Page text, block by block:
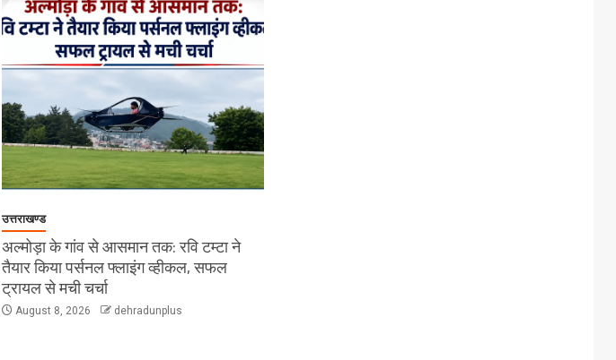
उत्तराखण्ड
अल्मोड़ा के गांव से आसमान तक: रवि टम्टा ने
तैयार किया पर्सनल फ्लाइंग व्हीकल, सफल
ट्रायल से मची चर्चा
August 8, 2026 dehradunplus